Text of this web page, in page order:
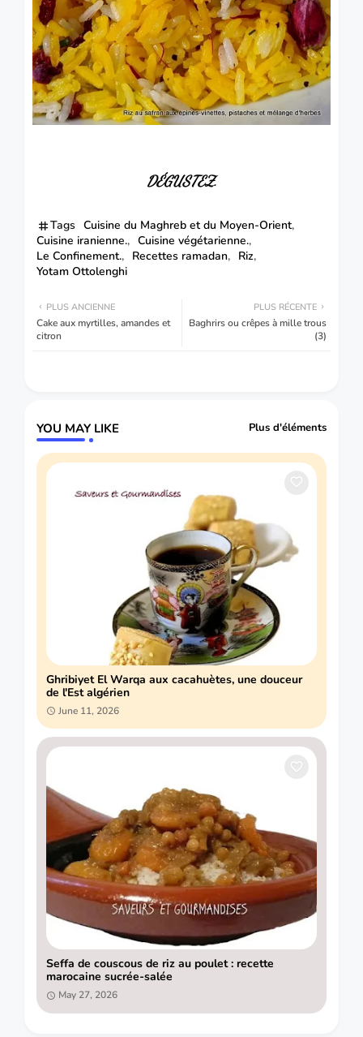
DÉGUSTEZ.
Tags Cuisine du Maghreb et du Moyen-Orient
Cuisine iranienne.
Cuisine végétarienne.
Le Confinement.
Recettes ramadan
Riz
Yotam Ottolenghi
PLUS RÉCENTE
Baghrirs ou crêpes à mille trous
(3)
PLUS ANCIENNE
Cake aux myrtilles, amandes et
citron
YOU MAY LIKE Plus d'éléments
Ghribiyet El Warqa aux cacahuètes, une douceur
de l'Est algérien
June 11, 2026
Seffa de couscous de riz au poulet : recette
marocaine sucrée-salée
May 27, 2026